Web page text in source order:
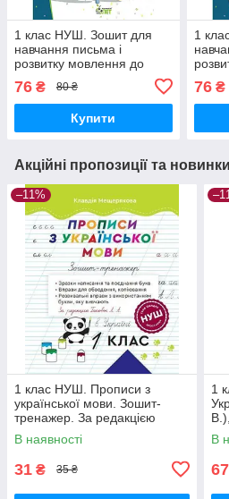
1 клас НУШ. Зошит для
навчання письма і
розвитку мовлення до
підручника Большакова із
наліпками, частина 2 (
Положий Т.М), ПЕТ
76 ₴ 80 ₴
Купити
1
76₴
Акційні пропозиції та новинки
–11%
1 клас НУШ. Прописи з
української мови. Зошит-
тренажер. За редакцією
Гайової Л. А. (Мещерякова
К.), Весна
В наявності
31 ₴ 35 ₴
1
В
67